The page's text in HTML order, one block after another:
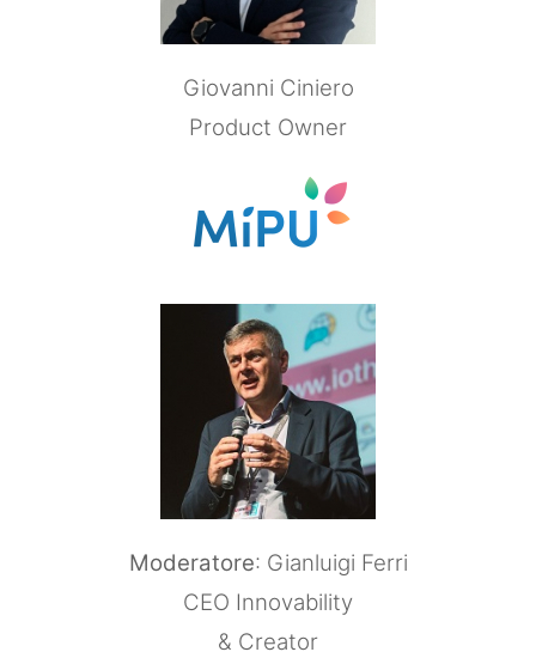
Giovanni Ciniero
Product Owner
Moderatore: Gianluigi Ferri
CEO Innovability
& Creator